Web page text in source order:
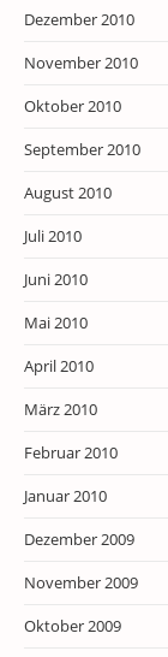
Dezember 2010
November 2010
Oktober 2010
September 2010
August 2010
Juli 2010
Juni 2010
Mai 2010
April 2010
März 2010
Februar 2010
Januar 2010
Dezember 2009
November 2009
Oktober 2009